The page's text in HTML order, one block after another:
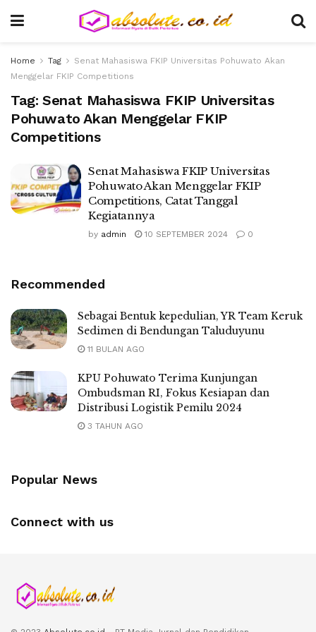
Home Tag
Senat Mahasiswa FKIP Universitas Pohuwato Akan
Menggelar FKIP Competitions
Tag: Senat Mahasiswa FKIP Universitas
Pohuwato Akan Menggelar FKIP
Competitions
Senat Mahasiswa FKIP Universitas
Pohuwato Akan Menggelar FKIP
Competitions, Catat Tanggal
Kegiatannya
by admin 10 SEPTEMBER 2024 0
Recommended
Sebagai Bentuk kepedulian, YR Team Keruk
Sedimen di Bendungan Taluduyunu
11 BULAN AGO
KPU Pohuwato Terima Kunjungan
Ombudsman RI, Fokus Kesiapan dan
Distribusi Logistik Pemilu 2024
3 TAHUN AGO
Popular News
Connect with us